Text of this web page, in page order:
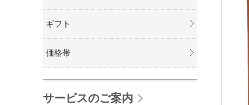
ギフト
価格帯
サービスのご案内